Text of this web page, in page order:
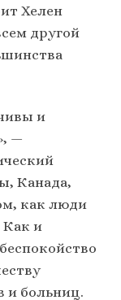
Хелен
другой
и
—
Канада,
как люди
Как и
и больниц.